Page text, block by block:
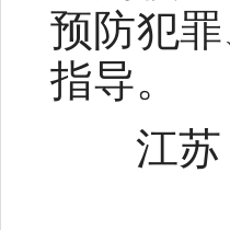
预防犯
指导。
江苏